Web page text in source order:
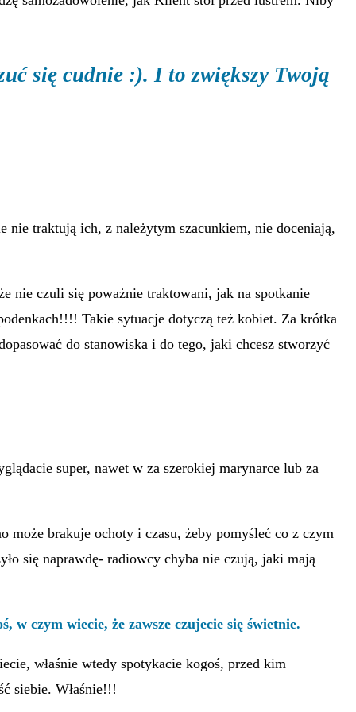
się cudnie :). I to zwiększy Twoją
traktują ich, z należytym szacunkiem, nie doceniają,
nie czuli się poważnie traktowani, jak na spotkanie
Takie sytuacje dotyczą też kobiet. Za krótka
do stanowiska i do tego, jaki chcesz stworzyć
super, nawet w za szerokiej marynarce lub za
może brakuje ochoty i czasu, żeby pomyśleć co z czym
się naprawdę- radiowcy chyba nie czują, jaki mają
w czym wiecie, że zawsze czujecie się świetnie.
właśnie wtedy spotykacie kogoś, przed kim
siebie. Właśnie!!!